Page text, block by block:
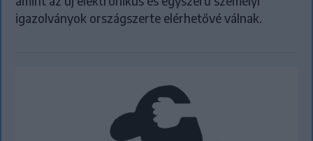
igazolványok országszerte elérhetővé válnak.